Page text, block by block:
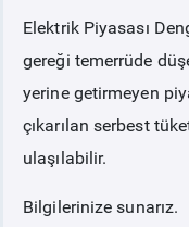
PİYASA
SERBEST TÜKETİCİ
MALİ UZLAŞTIRMA
Elektrik Piyasası
gereği temerrüde
yerine getirmeyen
çıkarılan serbest
ulaşılabilir.
Bilgilerinize sunarız.